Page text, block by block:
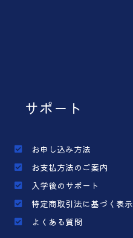
サポート
お申し込み方法
お支払方法のご案内
入学後のサポート
特定商取引法に基づく表示
よくある質問